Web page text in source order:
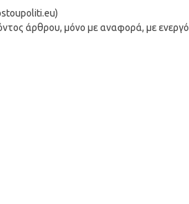
άρθρου, μόνο με αναφορά, με ενεργό